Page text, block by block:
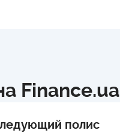
Finance.ua
полис